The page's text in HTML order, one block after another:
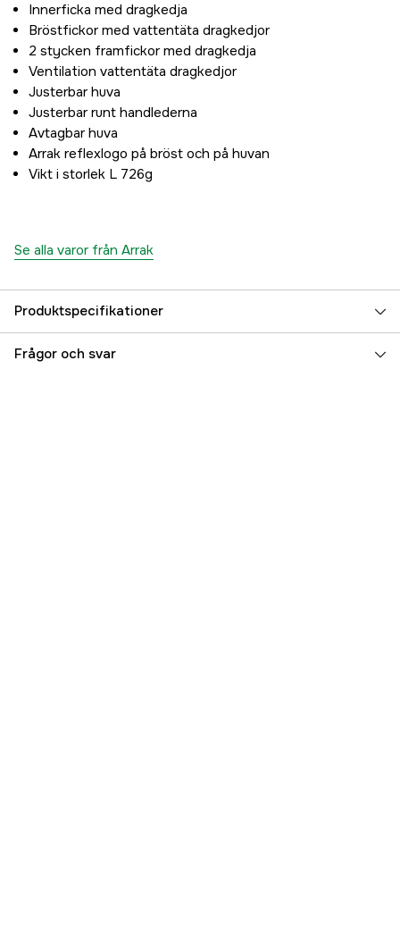
Innerficka med dragkedja
Bröstfickor med vattentäta dragkedjor
2 stycken framfickor med dragkedja
Ventilation vattentäta dragkedjor
Justerbar huva
Justerbar runt handlederna
Avtagbar huva
Arrak reflexlogo på bröst och på huvan
Vikt i storlek L 726g
Se alla varor från Arrak
Produktspecifikationer
Antal fickor 7 st
Frågor och svar